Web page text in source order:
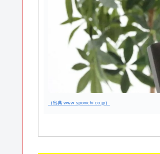
（出典 www.sponichi.co.jp）